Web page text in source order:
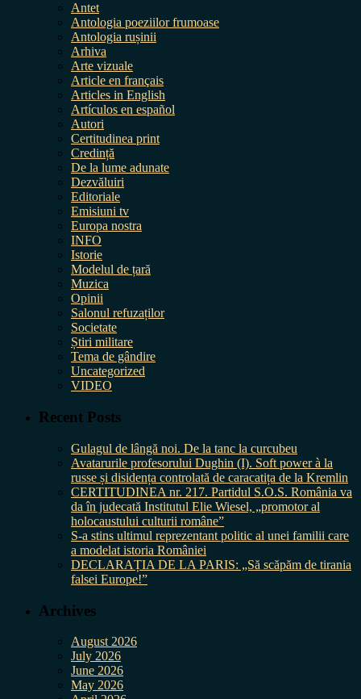
Antet
Antologia poeziilor frumoase
Antologia rușinii
Arhiva
Arte vizuale
Article en français
Articles in English
Artículos en español
Autori
Certitudinea print
Credință
De la lume adunate
Dezvăluiri
Editoriale
Emisiuni tv
Europa nostra
INFO
Istorie
Modelul de țară
Muzica
Opinii
Salonul refuzaților
Societate
Știri militare
Tema de gândire
Uncategorized
VIDEO
Recent Posts
Gulagul de lângă noi. De la tanc la curcubeu
Avatarurile profesorului Dughin (I). Soft power à la
russe și disidența controlată de caracatița de la Kremlin
CERTITUDINEA nr. 217. Partidul S.O.S. România va
da în judecată Institutul Elie Wiesel, „promotor al
holocaustului culturii române”
S-a stins ultimul reprezentant politic al unei familii care
a modelat istoria României
DECLARAȚIA DE LA PARIS: „Să scăpăm de tirania
falsei Europe!”
Archives
August 2026
July 2026
June 2026
May 2026